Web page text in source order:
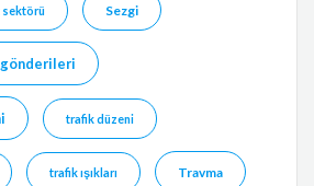
sektörü Sezgi
gönderileri
trafik düzeni
trafik ışıkları Travma